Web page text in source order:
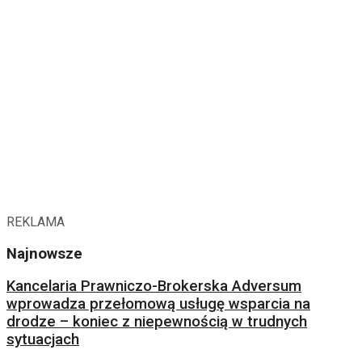
REKLAMA
Najnowsze
Kancelaria Prawniczo-Brokerska Adversum
wprowadza przełomową usługę wsparcia na
drodze – koniec z niepewnością w trudnych
sytuacjach